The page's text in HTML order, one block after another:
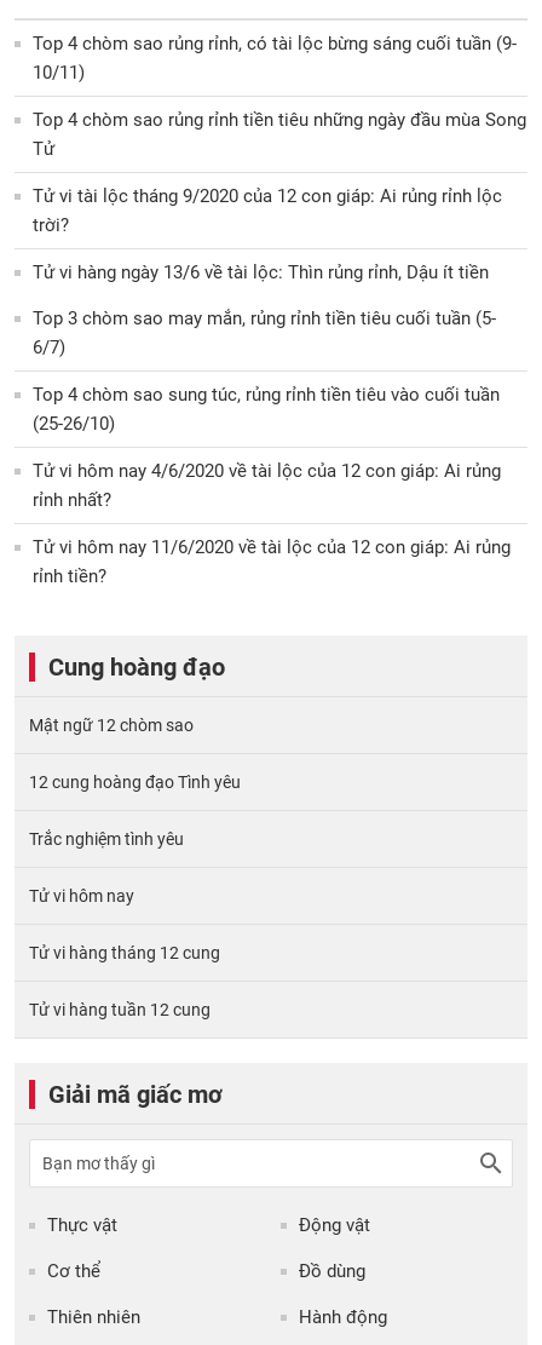
Top 4 chòm sao rủng rỉnh, có tài lộc bừng sáng cuối tuần (9-
10/11)
Top 4 chòm sao rủng rỉnh tiền tiêu những ngày đầu mùa Song
Tử
Tử vi tài lộc tháng 9/2020 của 12 con giáp: Ai rủng rỉnh lộc
trời?
Tử vi hàng ngày 13/6 về tài lộc: Thìn rủng rỉnh, Dậu ít tiền
Top 3 chòm sao may mắn, rủng rỉnh tiền tiêu cuối tuần (5-
6/7)
Top 4 chòm sao sung túc, rủng rỉnh tiền tiêu vào cuối tuần
(25-26/10)
Tử vi hôm nay 4/6/2020 về tài lộc của 12 con giáp: Ai rủng
rỉnh nhất?
Tử vi hôm nay 11/6/2020 về tài lộc của 12 con giáp: Ai rủng
rỉnh tiền?
Cung hoàng đạo
Mật ngữ 12 chòm sao
12 cung hoàng đạo Tình yêu
Trắc nghiệm tình yêu
Tử vi hôm nay
Tử vi hàng tháng 12 cung
Tử vi hàng tuần 12 cung
Giải mã giấc mơ
Thực vật Động vật
Cơ thể Đồ dùng
Thiên nhiên Hành động